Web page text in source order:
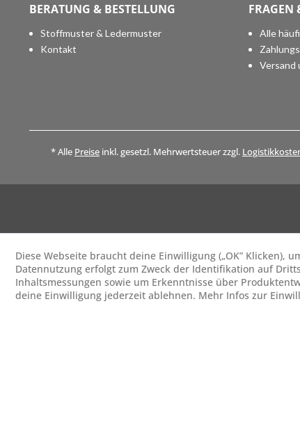
BERATUNG & BESTELLUNG
Stoffmuster & Ledermuster
Kontakt
FRAGEN
Alle
Versand
* Alle Preise inkl. gesetzl. Mehrwertsteuer zzgl.
Diese Webseite braucht deine Einwilligung („OK”
Datennutzung erfolgt zum Zweck der Identifikation auf
Inhaltsmessungen sowie um Erkenntnisse über
deine Einwilligung jederzeit ablehnen. Mehr Infos zur